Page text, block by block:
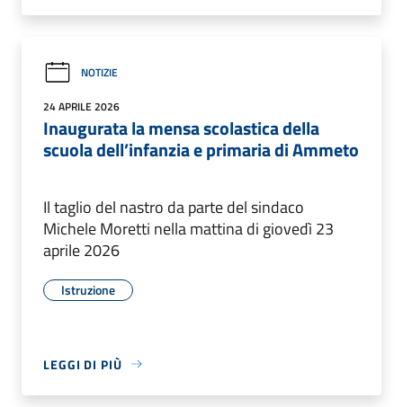
NOTIZIE
24 APRILE 2026
Inaugurata la mensa scolastica della
scuola dell’infanzia e primaria di Ammeto
Il taglio del nastro da parte del sindaco
Michele Moretti nella mattina di giovedì 23
aprile 2026
Istruzione
LEGGI DI PIÙ